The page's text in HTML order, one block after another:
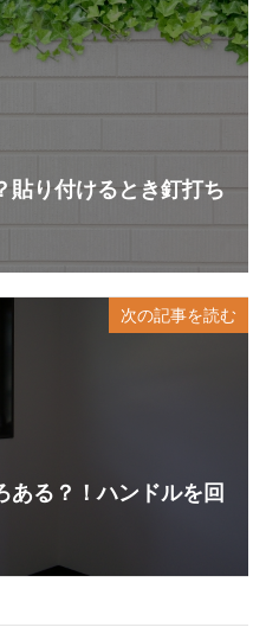
貼り付けるとき釘打ち
次の記事を読む
ある？！ハンドルを回